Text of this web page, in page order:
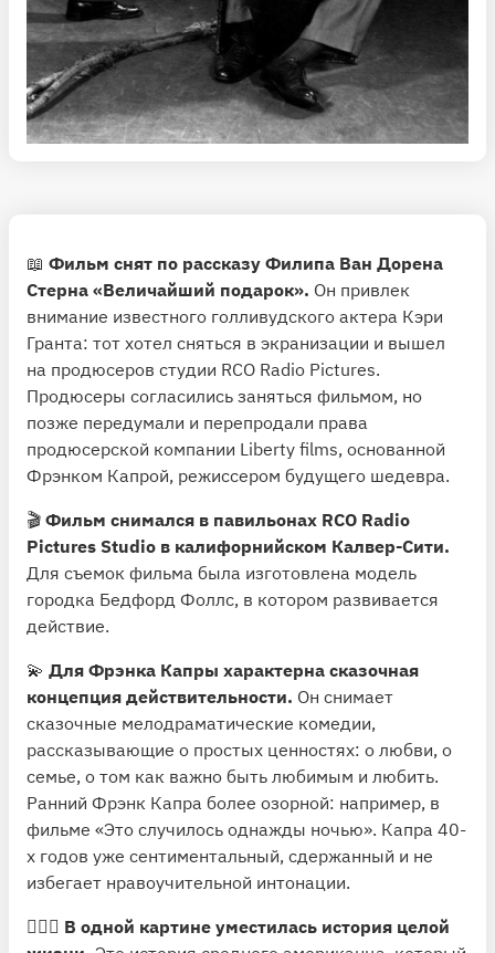
📖 Фильм снят по рассказу Филипа Ван Дорена
Стерна «Величайший подарок». Он привлек
внимание известного голливудского актера Кэри
Гранта: тот хотел сняться в экранизации и вышел
на продюсеров студии RCO Radio Pictures.
Продюсеры согласились заняться фильмом, но
позже передумали и перепродали права
продюсерской компании Liberty films, основанной
Фрэнком Капрой, режиссером будущего шедевра.
🎬 Фильм снимался в павильонах RCO Radio
Pictures Studio в калифорнийском Калвер-Сити.
Для съемок фильма была изготовлена модель
городка Бедфорд Фоллс, в котором развивается
действие.
💫 Для Фрэнка Капры характерна сказочная
концепция действительности. Он снимает
сказочные мелодраматические комедии,
рассказывающие о простых ценностях: о любви, о
семье, о том как важно быть любимым и любить.
Ранний Фрэнк Капра более озорной: например, в
фильме «Это случилось однажды ночью». Капра 40-
х годов уже сентиментальный, сдержанный и не
избегает нравоучительной интонации.
💁🏻‍♂️ В одной картине уместилась история целой